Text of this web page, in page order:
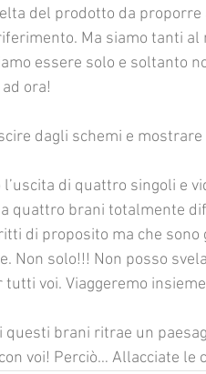
del prodotto da
Ma siamo tanti
essere solo e soltanto
ora!
dagli schemi e
di quattro singoli e
quattro brani totalmente
di proposito ma che
Non solo!!! Non posso
voi. Viaggeremo
questi brani ritrae un
voi! Perciò… Allacciate le